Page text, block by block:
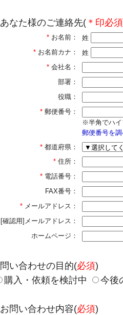
あなた様のご連絡先(＊印必須
* お名前：
姓
* お名前カナ：
姓
* 会社名：
部署：
役職：
* 郵便番号：
※半角でハイ
郵便番号を
* 都道府県：
* 住所：
* 電話番号：
FAX番号：
* メールアドレス：
[確認用]メールアドレス：
ホームページ：
問い合わせの目的(必須)
購入・依頼を検討中
今後
お問い合わせ内容(必須)